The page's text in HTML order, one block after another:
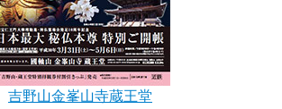
吉野山金峯山寺蔵王堂